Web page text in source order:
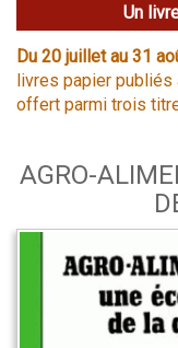
Un
Du 20 juillet au 31
livres papier
offert parmi trois
AGRO-